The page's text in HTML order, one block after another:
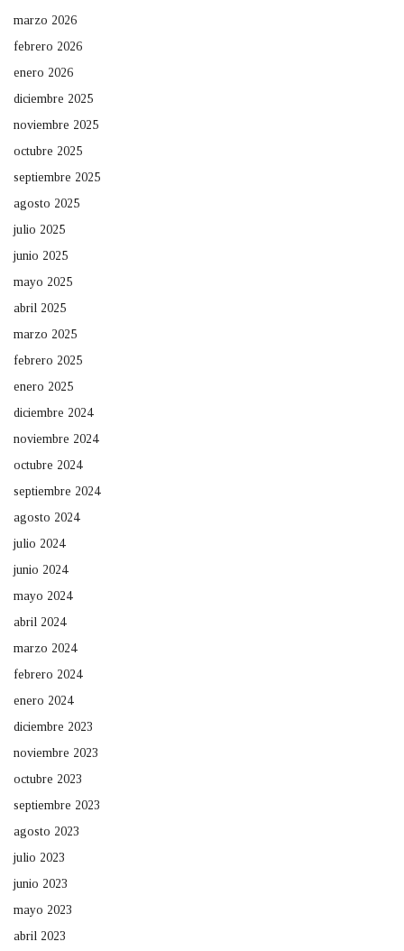
marzo 2026
febrero 2026
enero 2026
diciembre 2025
noviembre 2025
octubre 2025
septiembre 2025
agosto 2025
julio 2025
junio 2025
mayo 2025
abril 2025
marzo 2025
febrero 2025
enero 2025
diciembre 2024
noviembre 2024
octubre 2024
septiembre 2024
agosto 2024
julio 2024
junio 2024
mayo 2024
abril 2024
marzo 2024
febrero 2024
enero 2024
diciembre 2023
noviembre 2023
octubre 2023
septiembre 2023
agosto 2023
julio 2023
junio 2023
mayo 2023
abril 2023